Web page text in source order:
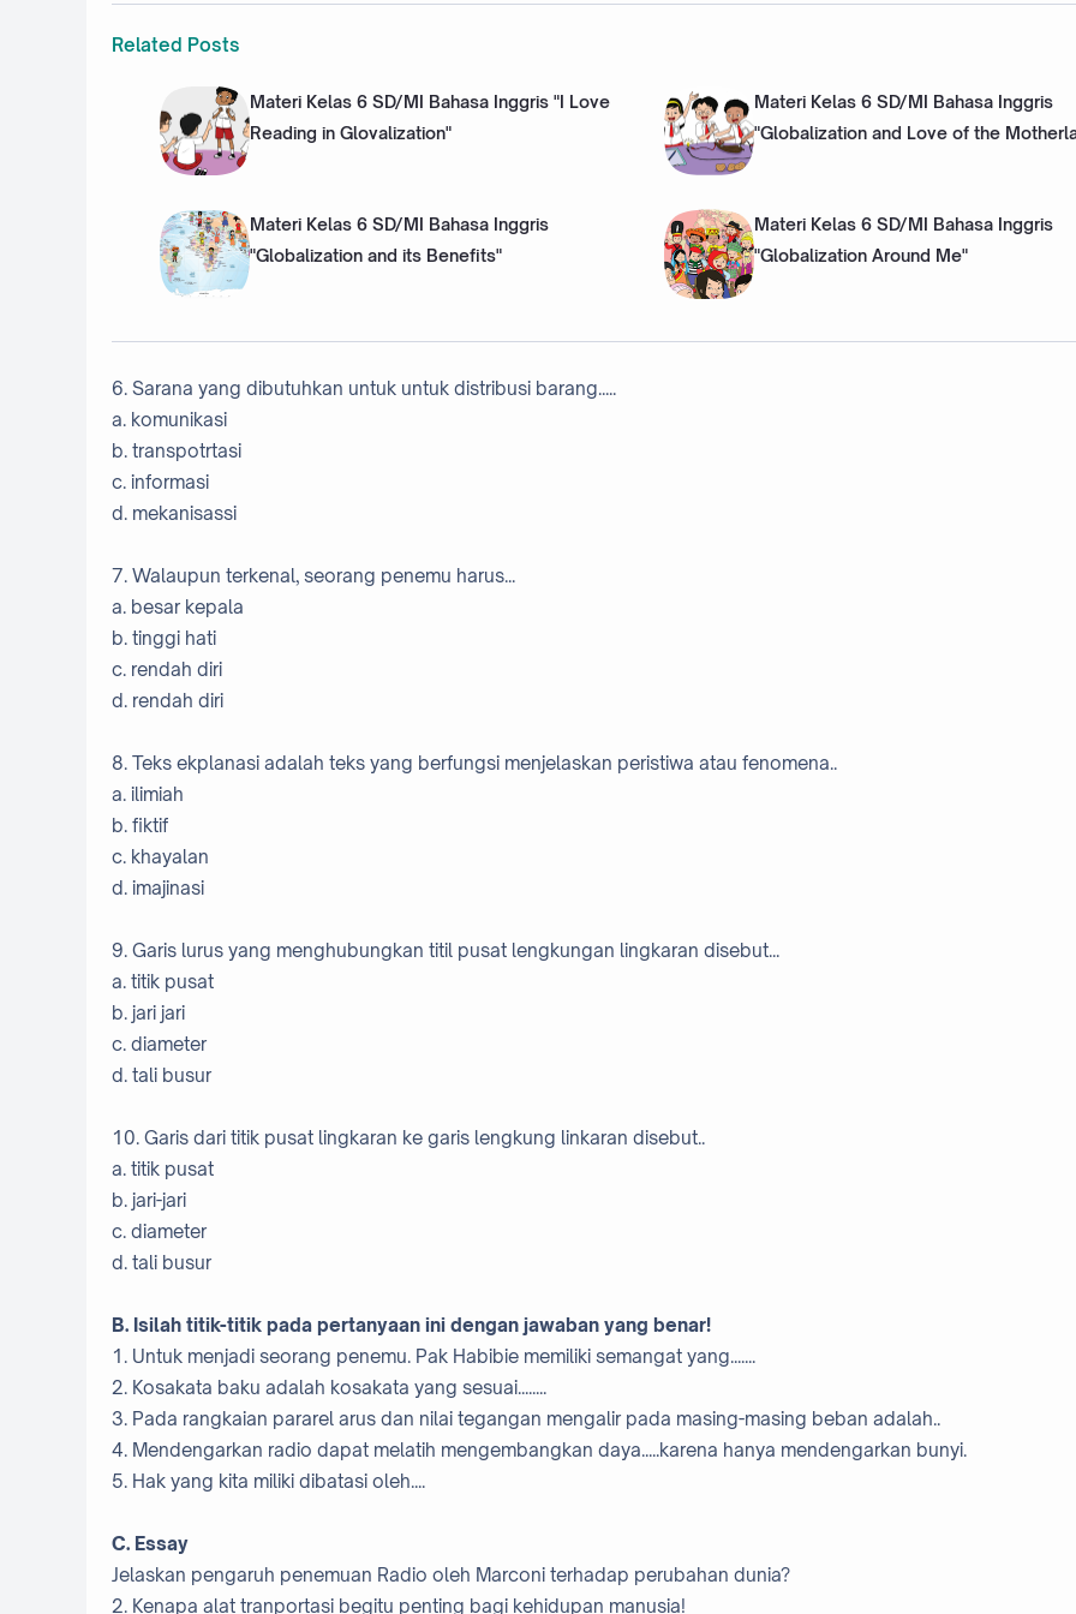
Related Posts
Materi Kelas 6 SD/MI Bahasa Inggris "I Love
Reading in Glovalization"
Materi Kelas 6 SD/MI Bahasa Inggris
"Globalization and Love of the
Materi Kelas 6 SD/MI Bahasa Inggris
"Globalization and its Benefits"
Materi Kelas 6 SD/MI Bahasa Inggris
"Globalization Around Me"
6. Sarana yang dibutuhkan untuk untuk distribusi barang.....
a. komunikasi
b. transpotrtasi
c. informasi
d. mekanisassi
7. Walaupun terkenal, seorang penemu harus...
a. besar kepala
b. tinggi hati
c. rendah diri
d. rendah diri
8. Teks ekplanasi adalah teks yang berfungsi menjelaskan peristiwa atau fenomena..
a. ilimiah
b. fiktif
c. khayalan
d. imajinasi
9. Garis lurus yang menghubungkan titil pusat lengkungan lingkaran disebut...
a. titik pusat
b. jari jari
c. diameter
d. tali busur
10. Garis dari titik pusat lingkaran ke garis lengkung linkaran disebut..
a. titik pusat
b. jari-jari
c. diameter
d. tali busur
B. Isilah titik-titik pada pertanyaan ini dengan jawaban yang benar!
1. Untuk menjadi seorang penemu. Pak Habibie memiliki semangat yang.......
2. Kosakata baku adalah kosakata yang sesuai........
3. Pada rangkaian pararel arus dan nilai tegangan mengalir pada masing-masing beban adalah..
4. Mendengarkan radio dapat melatih mengembangkan daya.....karena hanya mendengarkan bunyi.
5. Hak yang kita miliki dibatasi oleh....
C. Essay
Jelaskan pengaruh penemuan Radio oleh Marconi terhadap perubahan dunia?
2. Kenapa alat tranportasi begitu penting bagi kehidupan manusia!